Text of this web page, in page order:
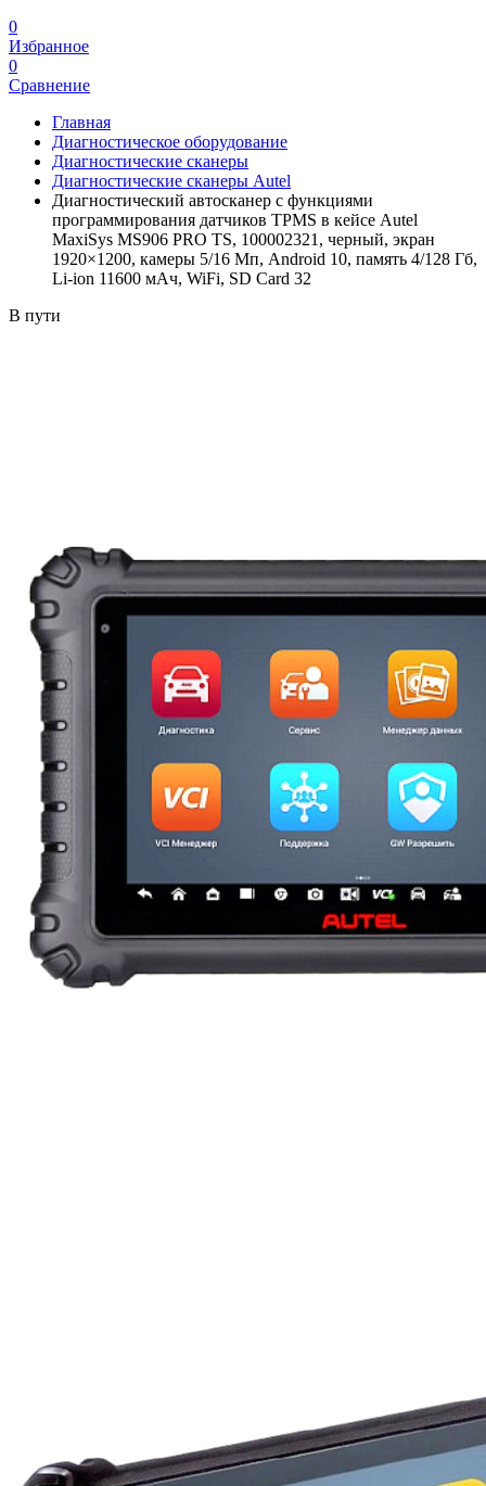
0
Избранное
0
Сравнение
Главная
Диагностическое оборудование
Диагностические сканеры
Диагностические сканеры Autel
Диагностический автосканер с функциями
программирования датчиков TPMS в кейсе Autel
MaxiSys MS906 PRO ТS, 100002321, черный, экран
1920×1200, камеры 5/16 Мп, Android 10, память 4/128 Гб,
Li-ion 11600 мАч, WiFi, SD Card 32
В пути